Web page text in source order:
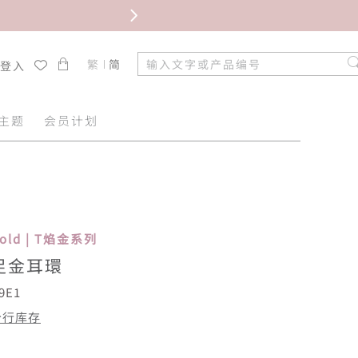
入 繁 简
题 会员计划
| T焰金系列
金耳環
库存